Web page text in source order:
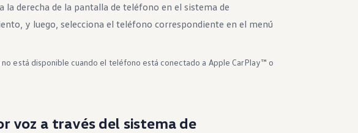
la derecha de la pantalla de teléfono en el sistema de
y luego, selecciona el teléfono correspondiente en el menú
está disponible cuando el teléfono está conectado a Apple CarPlay™ o
voz a través del sistema de